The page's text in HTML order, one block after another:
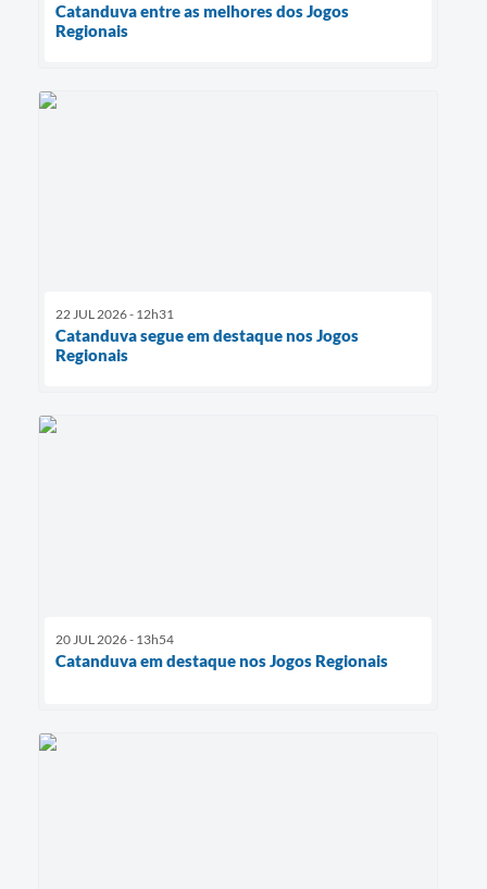
Catanduva entre as melhores dos Jogos
Regionais
22 JUL 2026 - 12h31
Catanduva segue em destaque nos Jogos
Regionais
20 JUL 2026 - 13h54
Catanduva em destaque nos Jogos Regionais